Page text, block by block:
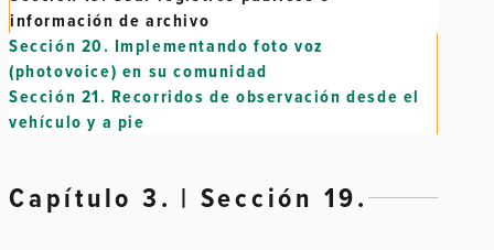
información de archivo
Sección 20. Implementando foto voz
(photovoice) en su comunidad
Sección 21. Recorridos de observación desde el
vehículo y a pie
Capítulo 3. | Sección 19.